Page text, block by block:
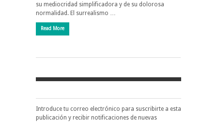
su mediocridad simplificadora y de su dolorosa
normalidad. El surrealismo …
Read More
Introduce tu correo electrónico para suscribirte a esta
publicación y recibir notificaciones de nuevas